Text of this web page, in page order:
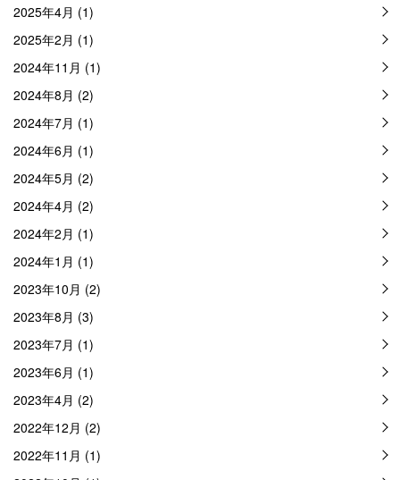
2025年4月 (1)
2025年2月 (1)
2024年11月 (1)
2024年8月 (2)
2024年7月 (1)
2024年6月 (1)
2024年5月 (2)
2024年4月 (2)
2024年2月 (1)
2024年1月 (1)
2023年10月 (2)
2023年8月 (3)
2023年7月 (1)
2023年6月 (1)
2023年4月 (2)
2022年12月 (2)
2022年11月 (1)